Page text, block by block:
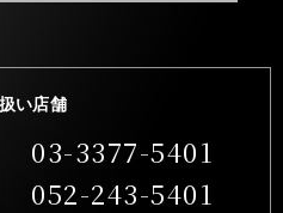
い店舗
03-3377-5401
052-243-5401